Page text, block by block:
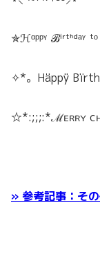
✧︎*。Häppÿ
☆*:;;;:*ℳᴇʀʀʏ
» 参考記事：そ